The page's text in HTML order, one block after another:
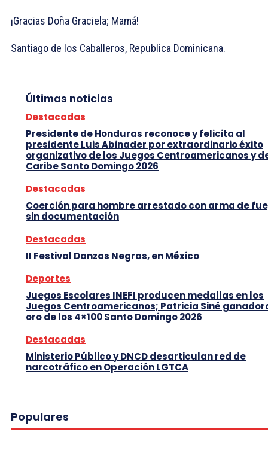
¡Gracias Doña Graciela; Mamá!
Santiago de los Caballeros, Republica Dominicana.
Últimas noticias
Destacadas
Presidente de Honduras reconoce y felicita al
presidente Luis Abinader por extraordinario éxito
organizativo de los Juegos Centroamericanos y
Caribe Santo Domingo 2026
Destacadas
Coerción para hombre arrestado con arma de
sin documentación
Destacadas
II Festival Danzas Negras, en México
Deportes
Juegos Escolares INEFI producen medallas en los
Juegos Centroamericanos; Patricia Siné
oro de los 4×100 Santo Domingo 2026
Destacadas
Ministerio Público y DNCD desarticulan red de
narcotráfico en Operación LGTCA
Populares